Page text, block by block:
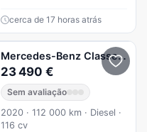
cerca de 17 horas atrás
Mercedes-Benz Classe A
23 490 €
Sem avaliação
2020 · 112 000 km · Diesel ·
116 cv